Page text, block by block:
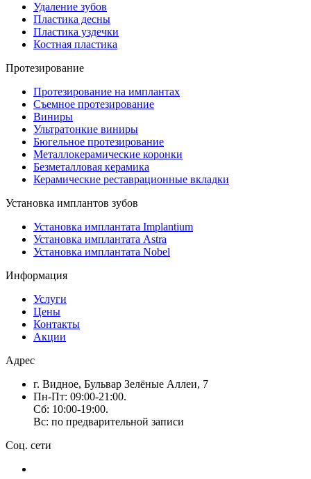
Удаление зубов
Пластика десны
Пластика уздечки
Костная пластика
Протезирование
Протезирование на имплантах
Съемное протезирование
Виниры
Ультратонкие виниры
Бюгельное протезирование
Металлокерамические коронки
Безметалловая керамика
Керамические реставрационные вкладки
Установка имплантов зубов
Установка имплантата Implantium
Установка имплантата Astra
Установка имплантата Nobel
Информация
Услуги
Цены
Контакты
Акции
Адрес
г. Видное, Бульвар Зелёные Аллеи, 7
Пн-Пт: 09:00-21:00.
Сб: 10:00-19:00.
Вс: по предварительной записи
Соц. сети